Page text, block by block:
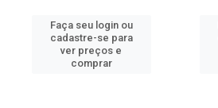
Faça seu login ou
cadastre-se para
ver preços e
comprar